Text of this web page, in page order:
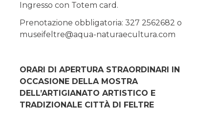
Ingresso con Totem card.
Prenotazione obbligatoria: 327 2562682 o
museifeltre@aqua-naturaecultura.com
ORARI DI APERTURA STRAORDINARI IN
OCCASIONE DELLA MOSTRA
DELL’ARTIGIANATO ARTISTICO E
TRADIZIONALE CITTÀ DI FELTRE